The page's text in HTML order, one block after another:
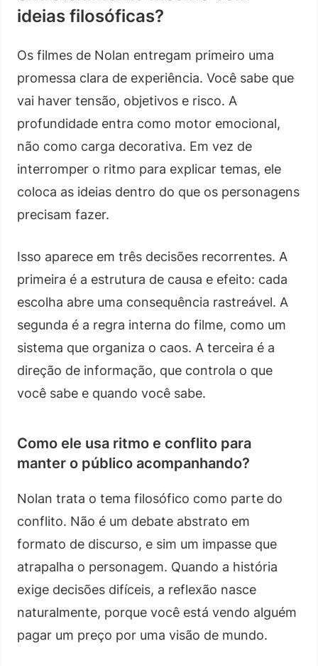
ideias filosóficas?
Os filmes de Nolan entregam primeiro uma
promessa clara de experiência. Você sabe que
vai haver tensão, objetivos e risco. A
profundidade entra como motor emocional,
não como carga decorativa. Em vez de
interromper o ritmo para explicar temas, ele
coloca as ideias dentro do que os personagens
precisam fazer.
Isso aparece em três decisões recorrentes. A
primeira é a estrutura de causa e efeito: cada
escolha abre uma consequência rastreável. A
segunda é a regra interna do filme, como um
sistema que organiza o caos. A terceira é a
direção de informação, que controla o que
você sabe e quando você sabe.
Como ele usa ritmo e conflito para
manter o público acompanhando?
Nolan trata o tema filosófico como parte do
conflito. Não é um debate abstrato em
formato de discurso, e sim um impasse que
atrapalha o personagem. Quando a história
exige decisões difíceis, a reflexão nasce
naturalmente, porque você está vendo alguém
pagar um preço por uma visão de mundo.